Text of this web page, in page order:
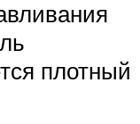
плотный